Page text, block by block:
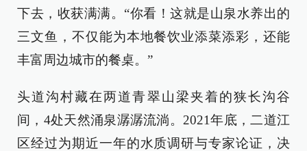
下去，收获满满。“你看！这就是山泉水养出的
三文鱼，不仅能为本地餐饮业添菜添彩，还能
丰富周边城市的餐桌。”
头道沟村藏在两道青翠山梁夹着的狭长沟谷
间，4处天然涌泉潺潺流淌。2021年底，二道江
区经过为期近一年的水质调研与专家论证，决